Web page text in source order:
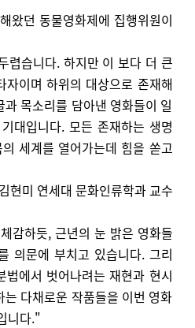
왔던 동물영화제에 집행위원이
렵습니다. 하지만 이 보다 더 큰
자이며 하위의 대상으로 존재해
목소리를 담아낸 영화들이 일
대입니다. 모든 존재하는 생명
세계를 열어가는데 힘을 쏟고
_김현미 연세대 문화인류학과 교수
감하듯, 근년의 눈 밝은 영화들
의문에 부치고 있습니다. 그리
법에서 벗어나려는 재현과 현시
다채로운 작품들을 이번 영화
니다."